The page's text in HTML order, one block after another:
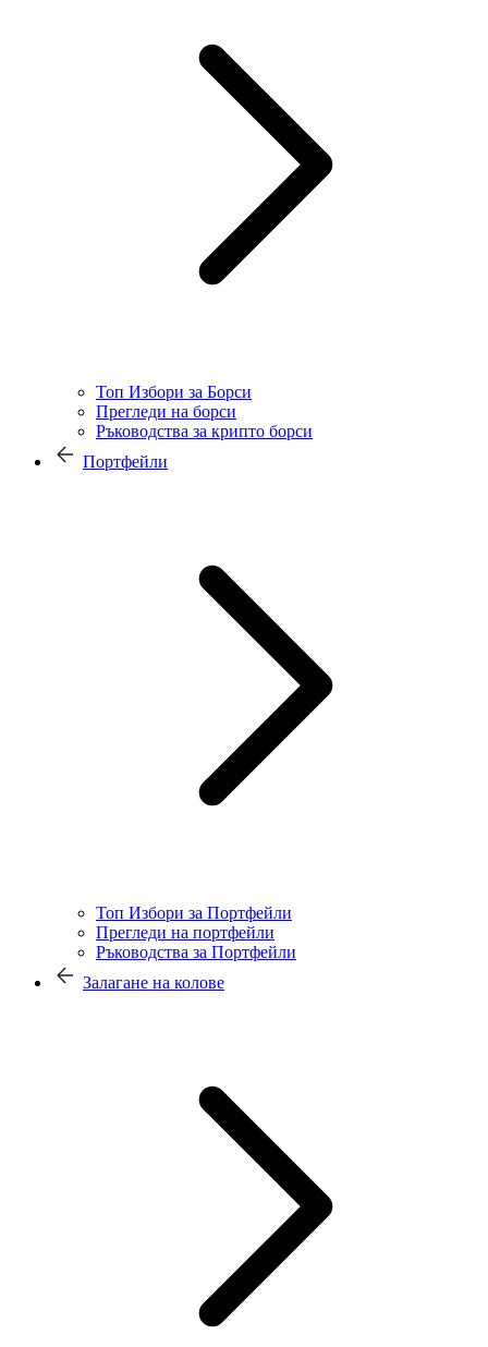
Топ Избори за Борси
Прегледи на борси
Ръководства за крипто борси
Портфейли
Топ Избори за Портфейли
Прегледи на портфейли
Ръководства за Портфейли
Залагане на колове